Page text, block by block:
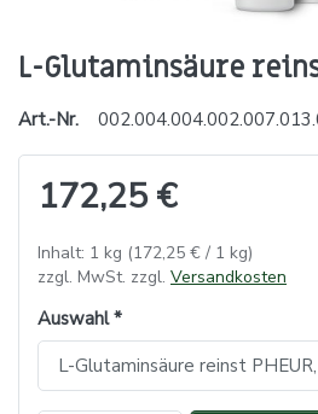
L-Glutaminsäure
Art.-Nr.
172,25 €
Inhalt: 1 kg (172,25 € / 1 kg)
zzgl. MwSt. zzgl. Versandkosten
Auswahl